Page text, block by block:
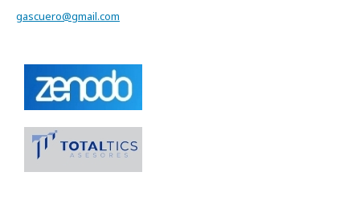
gascuero@gmail.com